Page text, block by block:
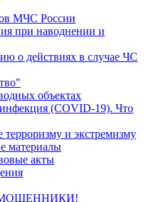
МЧС России
при наводнении и
о действиях в случае ЧС
объектах
(COVID-19). Что
терроризму и экстремизму
материалы
акты